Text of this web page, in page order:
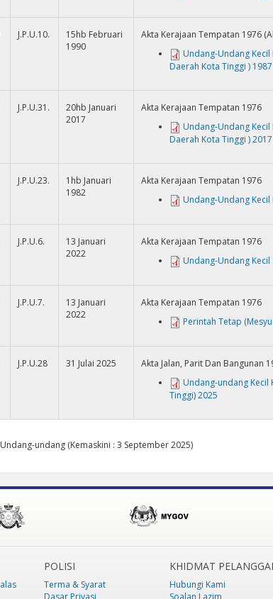
J.P.U.10.
15hb Februari
1990
Akta Kerajaan Tempatan 1976
Undang-Undang
Daerah Kota Tinggi ) 1987
J.P.U.31.
20hb Januari
2017
Akta Kerajaan Tempatan 1976
Undang-Undang
Daerah Kota Tinggi ) 2017
J.P.U.23.
1hb Januari
1982
Akta Kerajaan Tempatan 1976
Undang-Undang Kecil
J.P.U.6.
13 Januari
2022
Akta Kerajaan Tempatan 1976
Undang-Undang Kecil
J.P.U.7.
13 Januari
2022
Akta Kerajaan Tempatan 1976
Perintah Tetap
J.P.U.28 31 Julai 2025
Akta Jalan, Parit Dan Bangunan
Undang-undang Kecil
Tinggi) 2025
undang (Kemaskini : 3 September 2025)
POLISI
Terma & Syarat
Dasar Privasi
KHIDMAT
Hubungi Kami
Soalan Lazim